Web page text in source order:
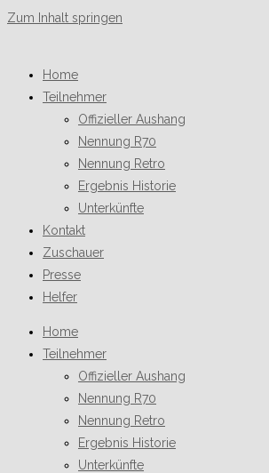
Zum Inhalt springen
Home
Teilnehmer
Offizieller Aushang
Nennung R70
Nennung Retro
Ergebnis Historie
Unterkünfte
Kontakt
Zuschauer
Presse
Helfer
Home
Teilnehmer
Offizieller Aushang
Nennung R70
Nennung Retro
Ergebnis Historie
Unterkünfte